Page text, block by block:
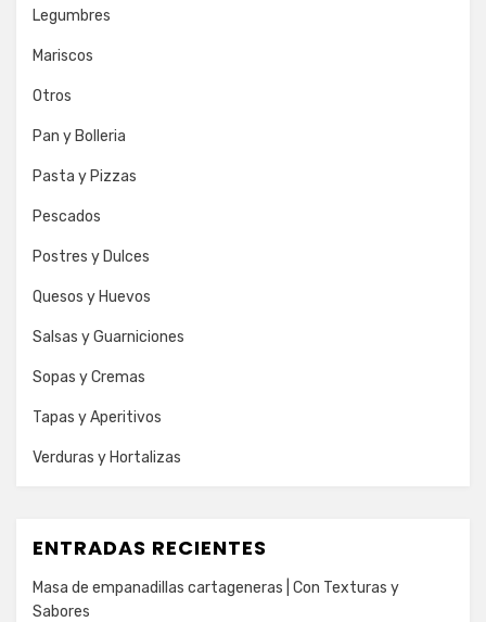
Legumbres
Mariscos
Otros
Pan y Bolleria
Pasta y Pizzas
Pescados
Postres y Dulces
Quesos y Huevos
Salsas y Guarniciones
Sopas y Cremas
Tapas y Aperitivos
Verduras y Hortalizas
ENTRADAS RECIENTES
Masa de empanadillas cartageneras | Con Texturas y
Sabores